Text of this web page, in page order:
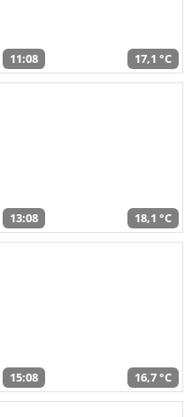
11:08 17,1 °C
13:08 18,1 °C
15:08 16,7 °C